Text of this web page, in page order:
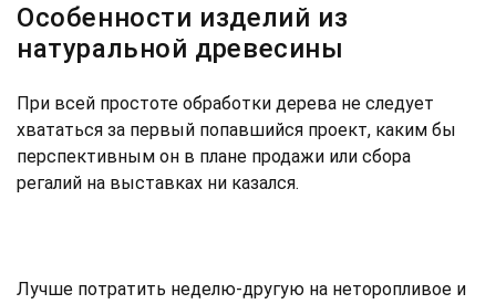
Особенности изделий из
натуральной древесины
При всей простоте обработки дерева не следует
хвататься за первый попавшийся проект, каким бы
перспективным он в плане продажи или сбора
регалий на выставках ни казался.
Лучше потратить неделю-другую на неторопливое и